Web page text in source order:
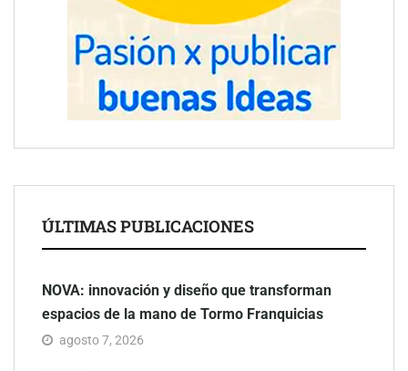
ÚLTIMAS PUBLICACIONES
NOVA: innovación y diseño que transforman
espacios de la mano de Tormo Franquicias
agosto 7, 2026